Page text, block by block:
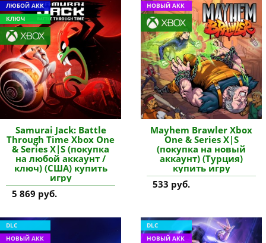
ЛЮБОЙ АКК
КЛЮЧ
Samurai Jack: Battle
Through Time Xbox One
& Series X|S (покупка
на любой аккаунт /
ключ) (США) купить
игру
5 869 руб.
НОВЫЙ АКК
Mayhem Brawler Xbox
One & Series X|S
(покупка на новый
аккаунт) (Турция)
купить игру
533 руб.
DLC
НОВЫЙ АКК
DLC
НОВЫЙ АКК